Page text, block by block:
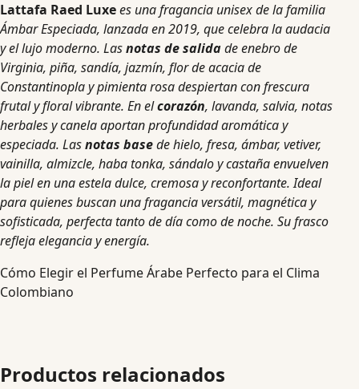
Lattafa Raed Luxees una fragancia unisex de la familia
Ámbar Especiada, lanzada en 2019, que celebra la audacia
y el lujo moderno. Lasnotas de salidade enebro de
Virginia, piña, sandía, jazmín, flor de acacia de
Constantinopla y pimienta rosa despiertan con frescura
frutal y floral vibrante. En elcorazón, lavanda, salvia, notas
herbales y canela aportan profundidad aromática y
especiada. Lasnotas basede hielo, fresa, ámbar, vetiver,
vainilla, almizcle, haba tonka, sándalo y castaña envuelven
la piel en una estela dulce, cremosa y reconfortante. Ideal
para quienes buscan una fragancia versátil, magnética y
sofisticada, perfecta tanto de día como de noche. Su frasco
refleja elegancia y energía.
Cómo Elegir el Perfume Árabe Perfecto para el Clima
Colombiano
Productos relacionados